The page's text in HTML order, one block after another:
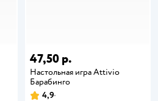
47,50 р.
Настольная игра Attivio
Барабинго
4,9